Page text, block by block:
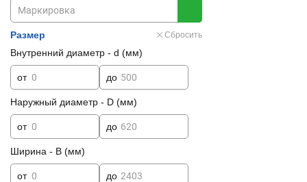
Размер Сбросить
Внутренний диаметр - d (мм)
от до
Наружный диаметр - D (мм)
от до
Ширина - B (мм)
от до